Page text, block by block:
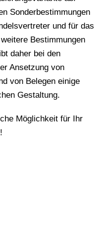
Sonderbestimmungen
und für das
Bestimmungen
daher bei den
Ansetzung von
von Belegen einige
Gestaltung.
Möglichkeit für Ihr